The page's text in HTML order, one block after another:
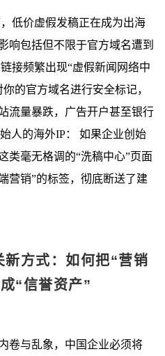
低价虚假发稿正在成为出海
响包括但不限于官方域名遭到
接频繁出现“虚假新闻网络中
的官方域名进行安全标记，
流量暴跌，广告开户甚至银行
人的海外IP：
如果企业创始
类毫无格调的“洗稿中心”页面
营销”的标签，彻底断送了建
方式：如何把“营销
“信誉资产”
卷与乱象，中国企业必须将